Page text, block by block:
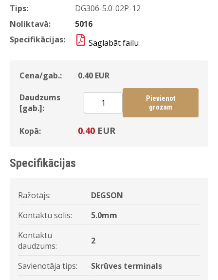
Tips:
DG306-5.0-02P-12
Noliktavā:
5016
Specifikācijas:
Saglabāt failu
Cena/gab.: 0.40 EUR
Daudzums
[gab.]:
Pievienot
grozam
Kopā: 0.40 EUR
Specifikācijas
Ražotājs:
DEGSON
Kontaktu solis:
5.0mm
Kontaktu
daudzums:
2
Savienotāja tips:
Skrūves terminals